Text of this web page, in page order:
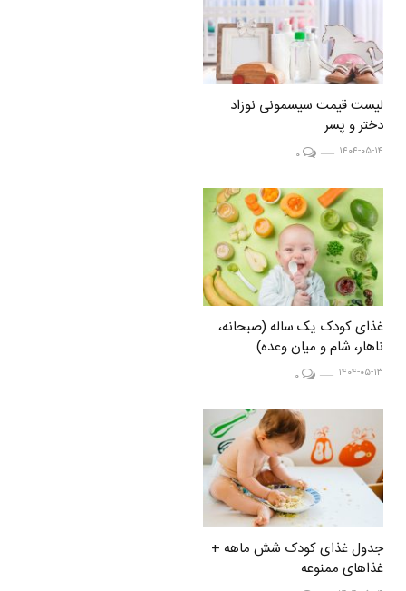
لیست قیمت سیسمونی نوزاد
دختر و پسر
۱۴۰۴-۰۵-۱۴
غذای کودک یک ساله (صبحانه،
ناهار، شام و میان وعده)
۱۴۰۴-۰۵-۱۳
جدول غذای کودک شش ماهه +
غذاهای ممنوعه